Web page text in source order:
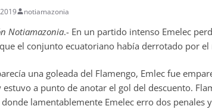
notiamazonia
Notiamazonia.- En un partido intenso Emelec
el conjunto ecuatoriano había derrotado por
una goleada del Flamengo, Emlec fue
estuvo a punto de anotar el gol del descuento.
donde lamentablemente Emelec erro dos penales